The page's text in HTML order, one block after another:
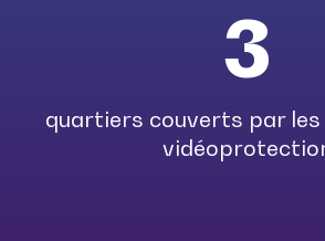
3
quartiers couverts par les